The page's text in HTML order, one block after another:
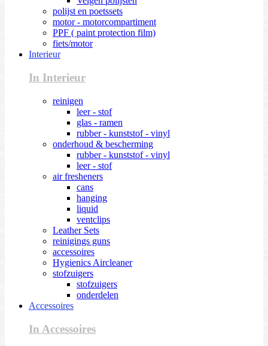
polijst en poetssets
motor - motorcompartiment
PPF ( paint protection film)
fiets/motor
Interieur
In Interieur
reinigen
leer - stof
glas - ramen
rubber - kunststof - vinyl
onderhoud & bescherming
rubber - kunststof - vinyl
leer - stof
air fresheners
cans
hanging
liquid
ventclips
Leather Sets
reinigings guns
accessoires
Hygienics Aircleaner
stofzuigers
stofzuigers
onderdelen
Accessoires
In Accessoires